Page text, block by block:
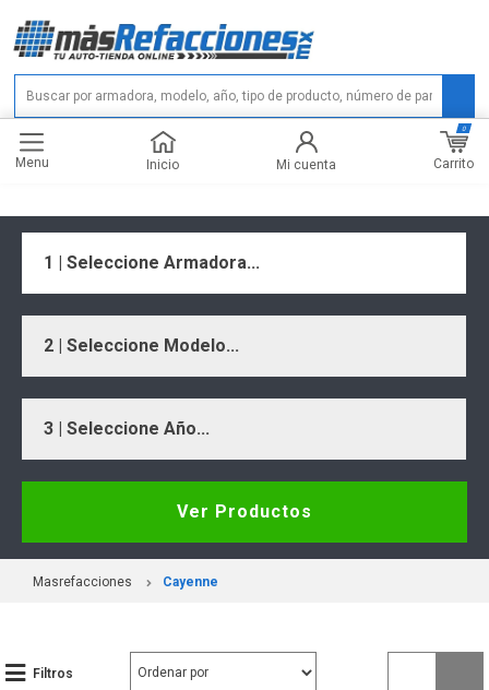
Menu Inicio Mi cuenta Carrito
0
1 | Seleccione Armadora...
2 | Seleccione Modelo...
3 | Seleccione Año...
Ver Productos
Masrefacciones Cayenne
Filtros